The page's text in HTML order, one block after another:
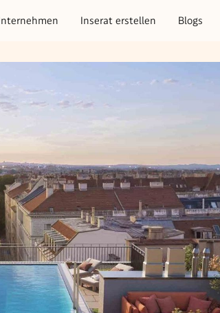
Inserat erstellen Blogs